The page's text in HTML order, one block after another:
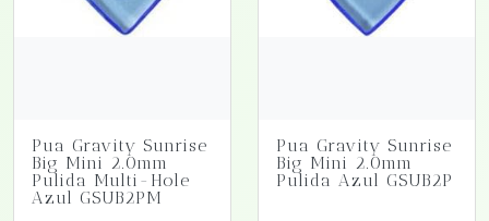
Pua Gravity Sunrise
Big Mini 2.0mm
Pulida Multi-Hole
Azul GSUB2PM
Pua Gravity Sunrise
Big Mini 2.0mm
Pulida Azul GSUB2P